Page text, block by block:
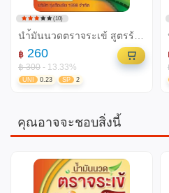
(10)
นำ้มันนวดตราจระเข้ สูตรร้อน
฿ 260
฿ 300 - 13.33%
UNI 0.23 SP 2
คุณอาจจะชอบสิ่งนี้